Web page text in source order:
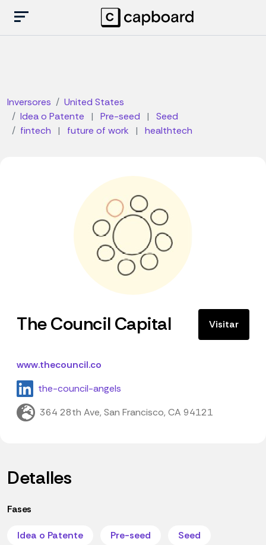
Inversores
United States
Idea o Patente
| Pre-seed |
Seed
fintech
| future of work | healthtech
The Council Capital Visitar
www.thecouncil.co
the-council-angels
364 28th Ave, San Francisco, CA 94121
Detalles
Fases
Idea o Patente Pre-seed Seed